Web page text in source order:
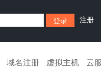
注册
域名注册 虚拟主机 云